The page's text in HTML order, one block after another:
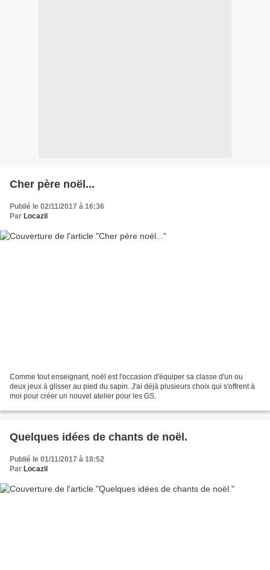
Cher père noël...
Publié le 02/11/2017 à 16:36
Par Locazil
Comme tout enseignant, noël est l'occasion d'équiper sa classe d'un ou
deux jeux à glisser au pied du sapin. J'ai déjà plusieurs choix qui s'offrent à
moi pour créer un nouvel atelier pour les GS.
Quelques idées de chants de noël.
Publié le 01/11/2017 à 18:52
Par Locazil